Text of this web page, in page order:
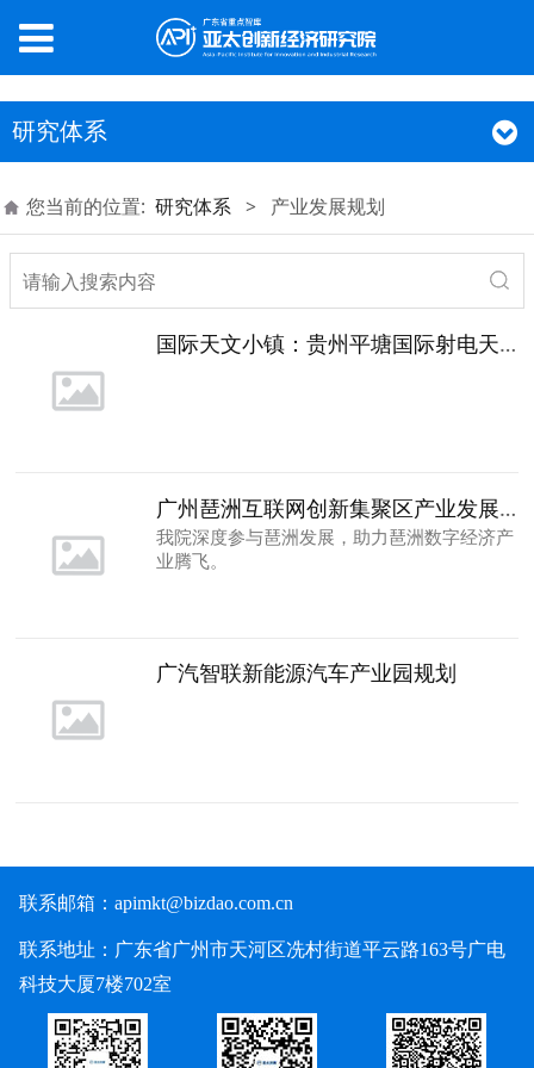
研究体系
您当前的位置: 研究体系 > 产业发展规划
国际天文小镇：贵州平塘国际射电天文科普旅游文化园建设规划
广州琶洲互联网创新集聚区产业发展规划
我院深度参与琶洲发展，助力琶洲数字经济产
业腾飞。
广汽智联新能源汽车产业园规划
联系邮箱： apimkt@bizdao.com.cn
联系地址：广东省广州市天河区冼村街道平云路163号广电
科技大厦7楼702室